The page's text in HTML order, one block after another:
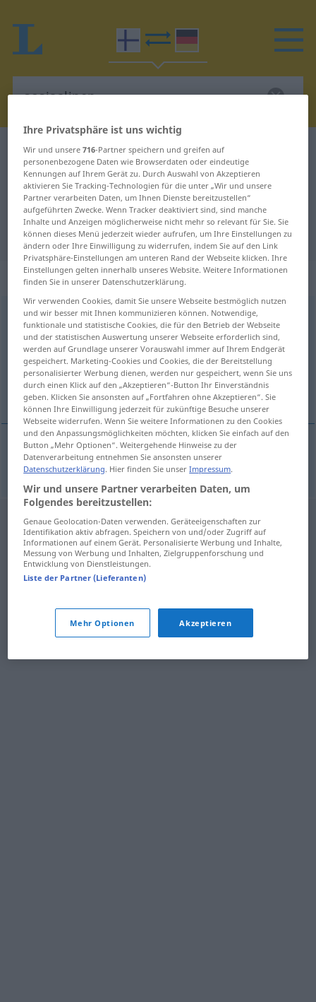
Finnisch-Deutsch Wörterbuch sosiaalinen
Finnisch-Deutsch Übersetzung für
"sosiaalinen"
"sosiaalinen" Deutsch Übersetzung
„sosiaalinen“
sosiaalinen
Übersicht aller Übersetzungen
(Für mehr Details die Übersetzung anklicken/antippen)
sozial, gesellschaftlich
sozial,gesellschaftlich sosiaalinen
Ihre Privatsphäre ist uns wichtig
Wir und unsere716-Partner speichern und greifen auf
personenbezogene Daten wie Browserdaten oder eindeutige
Kennungen auf Ihrem Gerät zu. Durch Auswahl von Akzeptieren
aktivieren Sie Tracking-Technologien für die unter „Wir und unsere
Partner verarbeiten Daten, um Ihnen Dienste bereitzustellen“
aufgeführten Zwecke. Wenn Tracker deaktiviert sind, sind manche
Inhalte und Anzeigen möglicherweise nicht mehr so relevant für Sie. Sie
können dieses Menü jederzeit wieder aufrufen, um Ihre Einstellungen zu
ändern oder Ihre Einwilligung zu widerrufen, indem Sie auf den Link
Privatsphäre-Einstellungen am unteren Rand der Webseite klicken. Ihre
Einstellungen gelten innerhalb unseres Website. Weitere Informationen
finden Sie in unserer Datenschutzerklärung.
Wir verwenden Cookies, damit Sie unsere Webseite bestmöglich nutzen
und wir besser mit Ihnen kommunizieren können. Notwendige,
funktionale und statistische Cookies, die für den Betrieb der Webseite
und der statistischen Auswertung unserer Webseite erforderlich sind,
werden auf Grundlage unserer Vorauswahl immer auf Ihrem Endgerät
gespeichert. Marketing-Cookies und Cookies, die der Bereitstellung
personalisierter Werbung dienen, werden nur gespeichert, wenn Sie uns
durch einen Klick auf den „Akzeptieren“-Button Ihr Einverständnis
geben. Klicken Sie ansonsten auf „Fortfahren ohne Akzeptieren“. Sie
können Ihre Einwilligung jederzeit für zukünftige Besuche unserer
Webseite widerrufen. Wenn Sie weitere Informationen zu den Cookies
und den Anpassungsmöglichkeiten möchten, klicken Sie einfach auf den
Button „Mehr Optionen“. Weitergehende Hinweise zu der
Datenverarbeitung entnehmen Sie ansonsten unserer
Datenschutzerklärung. Hier finden Sie unserImpressum.
Wir und unsere Partner verarbeiten Daten, um
Folgendes bereitzustellen:
Genaue Geolocation-Daten verwenden. Geräteeigenschaften zur
Identifikation aktiv abfragen. Speichern von und/oder Zugriff auf
Informationen auf einem Gerät. Personalisierte Werbung und Inhalte,
Messung von Werbung und Inhalten, Zielgruppenforschung und
Entwicklung von Dienstleistungen.
Liste der Partner (Lieferanten)
Mehr Optionen Akzeptieren